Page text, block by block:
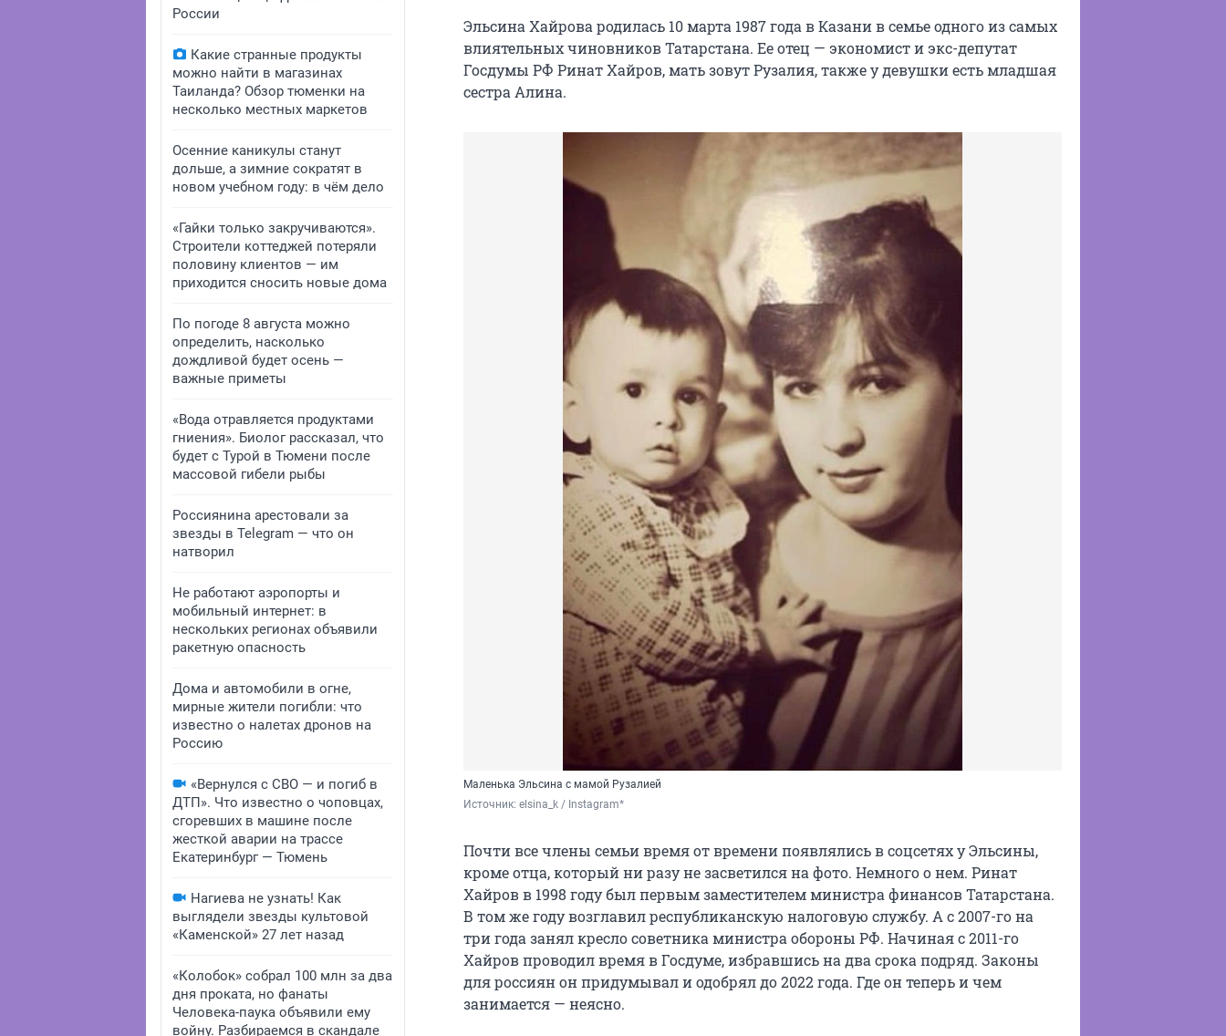
России
Какие странные продукты
можно найти в магазинах
Таиланда? Обзор тюменки на
несколько местных маркетов
Осенние каникулы станут
дольше, а зимние сократят в
новом учебном году: в чём дело
«Гайки только закручиваются».
Строители коттеджей потеряли
половину клиентов — им
приходится сносить новые дома
По погоде 8 августа можно
определить, насколько
дождливой будет осень —
важные приметы
«Вода отравляется продуктами
гниения». Биолог рассказал, что
будет с Турой в Тюмени после
массовой гибели рыбы
Россиянина арестовали за
звезды в Telegram — что он
натворил
Не работают аэропорты и
мобильный интернет: в
нескольких регионах объявили
ракетную опасность
Дома и автомобили в огне,
мирные жители погибли: что
известно о налетах дронов на
Россию
«Вернулся с СВО — и погиб в
ДТП». Что известно о чоповцах,
сгоревших в машине после
жесткой аварии на трассе
Екатеринбург — Тюмень
Нагиева не узнать! Как
выглядели звезды культовой
«Каменской» 27 лет назад
«Колобок» собрал 100 млн за два
дня проката, но фанаты
Человека-паука объявили ему
войну. Разбираемся в скандале
Эльсина Хайрова родилась 10 марта 1987 года в Казани в семье одного из самых
влиятельных чиновников Татарстана. Ее отец — экономист и экс-депутат
Госдумы РФ Ринат Хайров, мать зовут Рузалия, также у девушки есть младшая
сестра Алина.
Маленька Эльсина с мамой Рузалией
Источник: elsina_k / Instagram*
Почти все члены семьи время от времени появлялись в соцсетях у Эльсины,
кроме отца, который ни разу не засветился на фото. Немного о нем. Ринат
Хайров в 1998 году был первым заместителем министра финансов Татарстана.
В том же году возглавил республиканскую налоговую службу. А с 2007-го на
три года занял кресло советника министра обороны РФ. Начиная с 2011-го
Хайров проводил время в Госдуме, избравшись на два срока подряд. Законы
для россиян он придумывал и одобрял до 2022 года. Где он теперь и чем
занимается — неясно.